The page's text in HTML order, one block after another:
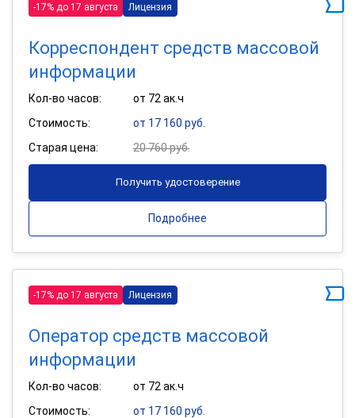
-17% до 17 августа Лицензия
Корреспондент средств массовой
информации
Кол-во часов:
от 72 ак.ч
Стоимость:
от 17 160 руб.
Старая цена:
20 760 руб.
Получить удостоверение
Подробнее
-17% до 17 августа Лицензия
Оператор средств массовой
информации
Кол-во часов:
от 72 ак.ч
Стоимость:
от 17 160 руб.